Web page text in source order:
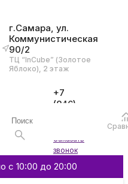
г.Самара, ул.
Коммунистическая
90/2
ТЦ “InCube” (Золотое
Яблоко), 2 этаж
+7
(846)
Заказать
звонок
с 10:00 до 20:00
Аксессуары
и гаджеты